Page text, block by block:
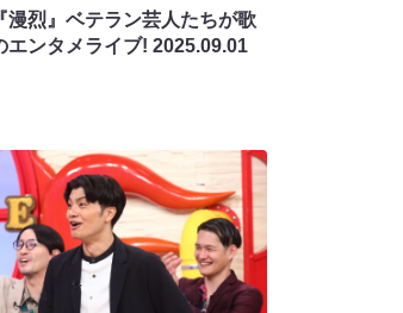
漫烈』ベテラン芸人たちが歌
エンタメライブ! 2025.09.01